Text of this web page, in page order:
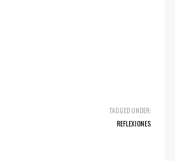
TAGGED UNDER:
REFLEXIONES